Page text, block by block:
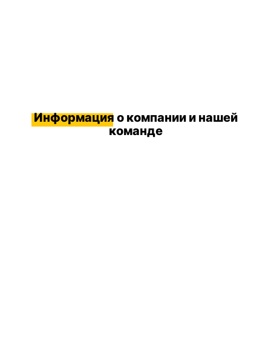
Информация о компании и нашей
команде